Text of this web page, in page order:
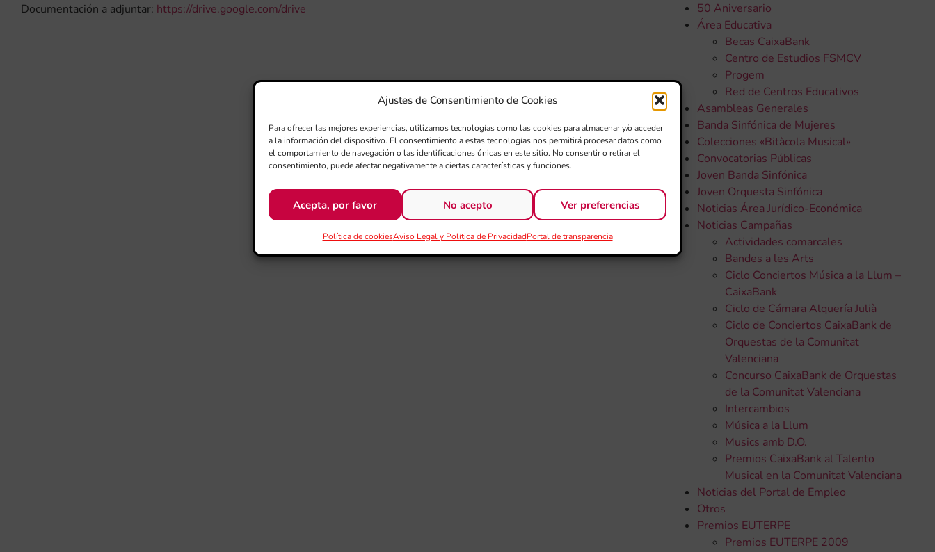
Ajustes de Consentimiento de Cookies
Para ofrecer las mejores experiencias, utilizamos tecnologías como las cookies para almacenar y/o acceder
a la información del dispositivo. El consentimiento a estas tecnologías nos permitirá procesar datos como
el comportamiento de navegación o las identificaciones únicas en este sitio. No consentir o retirar el
consentimiento, puede afectar negativamente a ciertas características y funciones.
Acepta, por favor No acepto Ver preferencias
Política de cookiesAviso Legal y Política de PrivacidadPortal de transparencia
Documentación a adjuntar: https://drive.google.com/drive
50 Aniversario
Área Educativa
Becas CaixaBank
Centro de Estudios FSMCV
Progem
Red de Centros Educativos
Asambleas Generales
Banda Sinfónica de Mujeres
Colecciones «Bitàcola Musical»
Convocatorias Públicas
Joven Banda Sinfónica
Joven Orquesta Sinfónica
Noticias Área Jurídico-Económica
Noticias Campañas
Actividades comarcales
Bandes a les Arts
Ciclo Conciertos Música a la Llum –
CaixaBank
Ciclo de Cámara Alquería Julià
Ciclo de Conciertos CaixaBank de
Orquestas de la Comunitat
Valenciana
Concurso CaixaBank de Orquestas
de la Comunitat Valenciana
Intercambios
Música a la Llum
Musics amb D.O.
Premios CaixaBank al Talento
Musical en la Comunitat Valenciana
Noticias del Portal de Empleo
Otros
Premios EUTERPE
Premios EUTERPE 2009